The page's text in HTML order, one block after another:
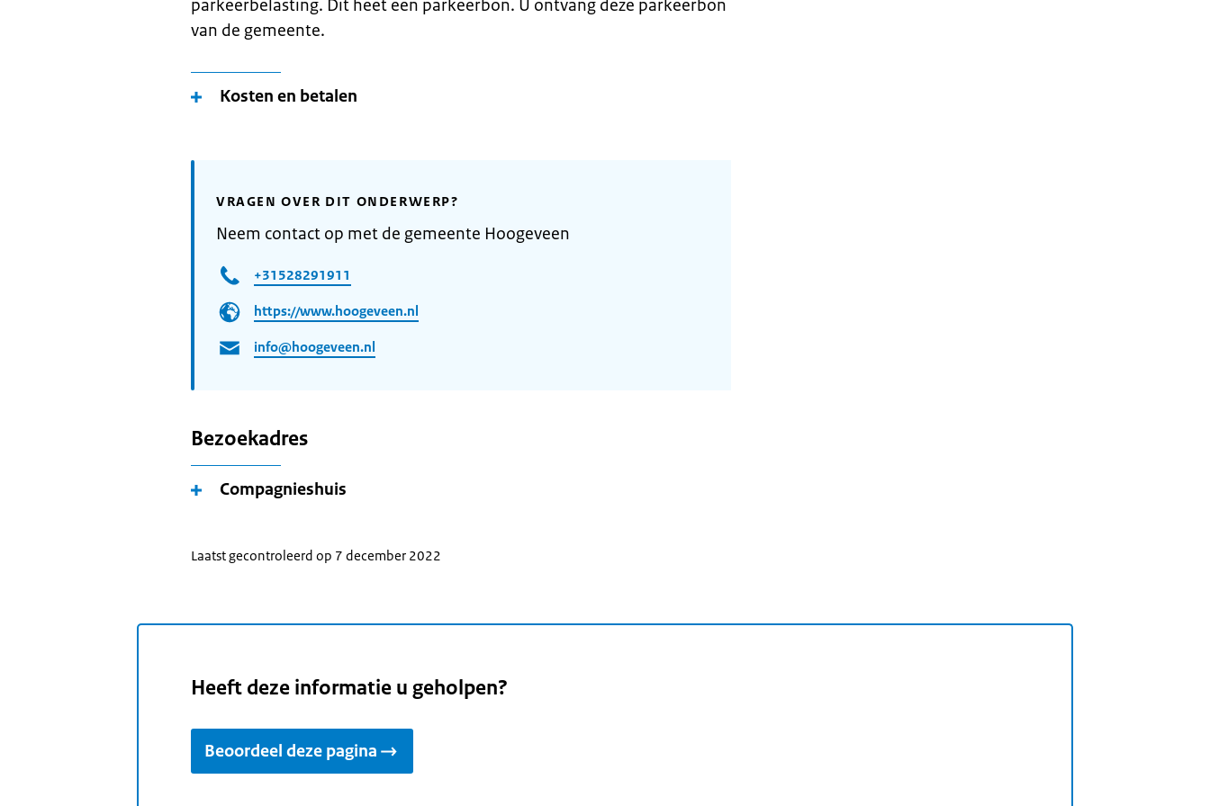
parkeerbelasting. Dit heet een parkeerbon. U ontvang deze parkeerbon
van de gemeente.
Kosten en betalen
VRAGEN OVER DIT ONDERWERP?
Neem contact op met de gemeente Hoogeveen
+31528291911
https://www.hoogeveen.nl
info@hoogeveen.nl
Bezoekadres
Compagnieshuis
Laatst gecontroleerd op 7 december 2022
Heeft deze informatie u geholpen?
Beoordeel deze pagina